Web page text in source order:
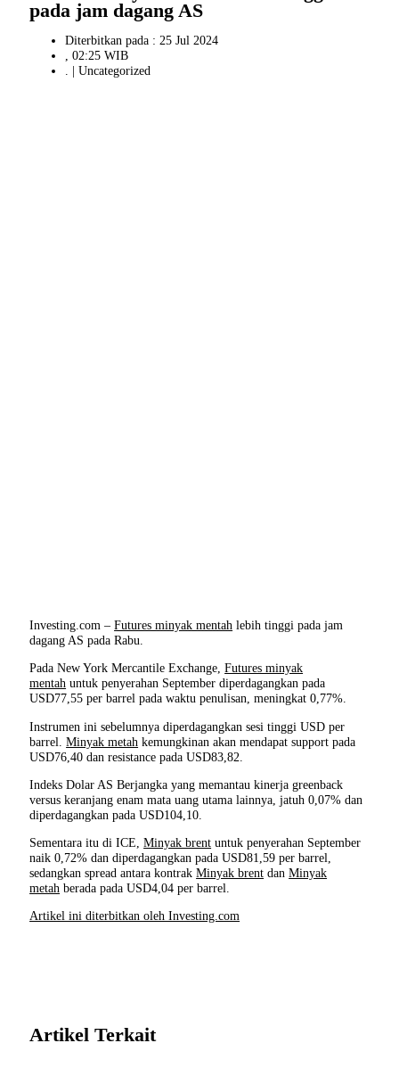
pada jam dagang AS
Diterbitkan pada : 25 Jul 2024
, 02:25 WIB
. | Uncategorized
Investing.com –Futures minyak mentah lebih tinggi pada jam
dagang AS pada Rabu.
Pada New York Mercantile Exchange,Futures minyak
mentah untuk penyerahan September diperdagangkan pada
USD77,55 per barrel pada waktu penulisan, meningkat 0,77%.
Instrumen ini sebelumnya diperdagangkan sesi tinggi USD per
barrel.Minyak metah kemungkinan akan mendapat support pada
USD76,40 dan resistance pada USD83,82.
Indeks Dolar AS Berjangka yang memantau kinerja greenback
versus keranjang enam mata uang utama lainnya, jatuh 0,07% dan
diperdagangkan pada USD104,10.
Sementara itu di ICE,Minyak brent untuk penyerahan September
naik 0,72% dan diperdagangkan pada USD81,59 per barrel,
sedangkan spread antara kontrakMinyak brent danMinyak
metah berada pada USD4,04 per barrel.
Artikel ini diterbitkan oleh Investing.com
Artikel Terkait